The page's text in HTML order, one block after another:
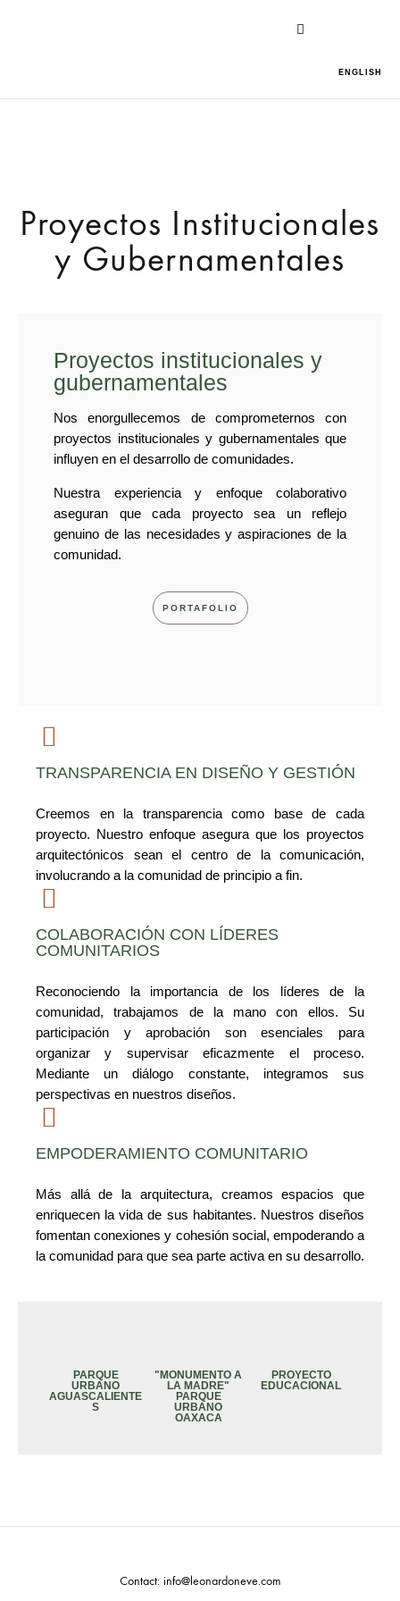
ENGLISH
Proyectos Institucionales
y Gubernamentales
Proyectos institucionales y
gubernamentales
Nos enorgullecemos de comprometernos con
proyectos institucionales y gubernamentales que
influyen en el desarrollo de comunidades.
Nuestra experiencia y enfoque colaborativo
aseguran que cada proyecto sea un reflejo
genuino de las necesidades y aspiraciones de la
comunidad.
PORTAFOLIO
TRANSPARENCIA EN DISEÑO Y GESTIÓN
Creemos en la transparencia como base de cada
proyecto. Nuestro enfoque asegura que los proyectos
arquitectónicos sean el centro de la comunicación,
involucrando a la comunidad de principio a fin.
COLABORACIÓN CON LÍDERES
COMUNITARIOS
Reconociendo la importancia de los líderes de la
comunidad, trabajamos de la mano con ellos. Su
participación y aprobación son esenciales para
organizar y supervisar eficazmente el proceso.
Mediante un diálogo constante, integramos sus
perspectivas en nuestros diseños.
EMPODERAMIENTO COMUNITARIO
Más allá de la arquitectura, creamos espacios que
enriquecen la vida de sus habitantes. Nuestros diseños
fomentan conexiones y cohesión social, empoderando a
la comunidad para que sea parte activa en su desarrollo.
PARQUE
URBANO
AGUASCALIENTE
S
"MONUMENTO A
LA MADRE"
PARQUE
URBANO
OAXACA
PROYECTO
EDUCACIONAL
Contact: info@leonardoneve.com